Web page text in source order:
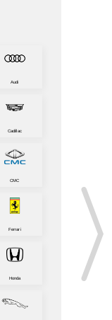
Audi
Cadillac
CMC
Ferrari
Honda